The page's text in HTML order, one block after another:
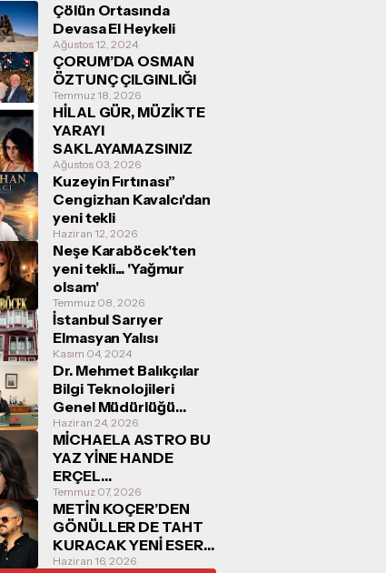
Çölün Ortasında
Devasa El Heykeli
Ağustos 12, 2024
ÇORUM’DA OSMAN
ÖZTUNÇ ÇILGINLIĞI
Temmuz 18, 2026
HİLAL GÜR, MÜZİKTE
YARAYI
SAKLAYAMAZSINIZ
Ağustos 03, 2026
Kuzeyin Fırtınası”
Cengizhan Kavalcı'dan
yeni tekli
Haziran 12, 2026
Neşe Karaböcek'ten
yeni tekli... 'Yağmur
olsam'
Temmuz 08, 2026
İstanbul Sarıyer
Elmasyan Yalısı
Kasım 04, 2024
Dr. Mehmet Balıkçılar
Bilgi Teknolojileri
Genel Müdürlüğü
Görevine Başladı
Haziran 24, 2026
MİCHAELA ASTRO BU
YAZ YİNE HANDE
ERÇEL
KONUŞULACAK
Temmuz 07, 2026
METİN KOÇER’DEN
GÖNÜLLER DE TAHT
KURACAK YENİ ESER:
“O ZAMAN SÖYLE”
Haziran 16, 2026